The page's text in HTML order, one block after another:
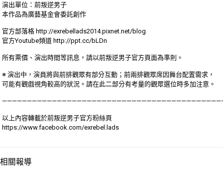
演出單位：前叛逆男子
本作品為廣藝基金會委託創作
官方部落格 http://exrebellads2014.pixnet.net/blog
官方Youtube頻道 http://ppt.cc/bLDn
所有票價、演出時間等訊息，請以前叛逆男子官方頁面為準則。
※ 演出中，演員將與前排觀眾有部分互動；前兩排觀眾席因舞台配置需求，
可能有觀戲視角較高的狀況。請在此二部分有考量的觀眾選位時多加注意。
以上內容轉載於前叛逆男子官方粉絲頁
https://www.facebook.com/exrebel.lads
相關報導